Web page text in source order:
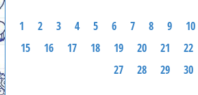
1 2 3 4 5 6 7 8 9 10
15
16 17 18 19 20 21 22
27
28 29 30